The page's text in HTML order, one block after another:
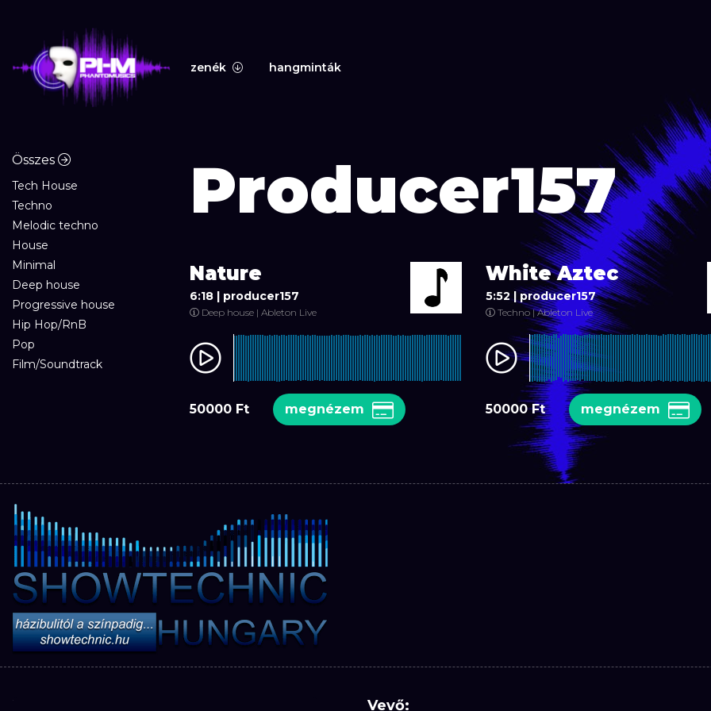
zenék hangminták
Összes
Tech House
Techno
Melodic techno
House
Minimal
Deep house
Progressive house
Hip Hop/RnB
Pop
Film/Soundtrack
Producer157
Nature
6:18 | producer157
Deep house | Ableton Live
50000 Ft megnézem
White Aztec
5:52 |producer157
Techno | Ableton Live
50000 Ft megnézem
Vevő: